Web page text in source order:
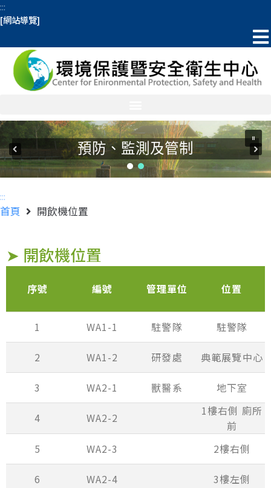
:::
[網站導覽]
預防、監測及管制
:::
首頁 開飲機位置
➤ 開飲機位置
序號 編號 管理單位 位置
1 WA1-1 駐警隊 駐警隊
2 WA1-2 研發處 典範展覽中心
3 WA2-1 獸醫系 地下室
4 WA2-2
1樓右側 廁所
前
5
WA2-3 2樓右側
6 WA2-4 3樓左側